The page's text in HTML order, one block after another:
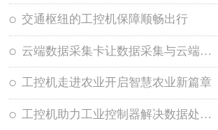
交通枢纽的工控机保障顺畅出行
云端数据采集卡让数据采集与云端无缝对接
工控机走进农业开启智慧农业新篇章
工控机助力工业控制器解决数据处理与控制的难题